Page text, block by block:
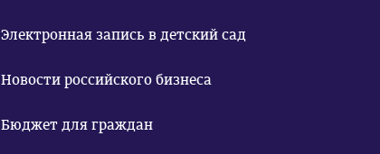
Электронная запись в детский сад
Новости российского бизнеса
Бюджет для граждан